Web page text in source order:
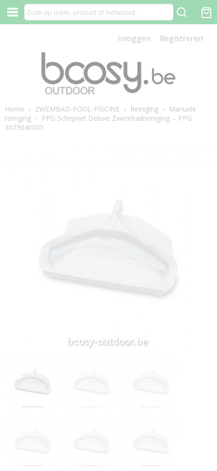
Inloggen Registreren
Home › ZWEMBAD-POOL-PISCINE › Reiniging › Manuele
reiniging › PPG Schepnet Deluxe Zwembadreiniging -- PPG
3073040005